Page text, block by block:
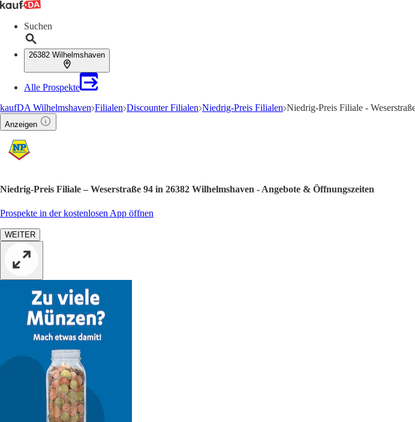
Suchen
26382 Wilhelmshaven
Alle Prospekte
kaufDA Wilhelmshaven Filialen Discounter Filialen Niedrig-Preis Filialen Niedrig-Preis Filiale -
Anzeigen
Niedrig-Preis Filiale – Weserstraße 94 in 26382 Wilhelmshaven - Angebote & Öffnungszeiten
Prospekte in der kostenlosen App öffnen
WEITER